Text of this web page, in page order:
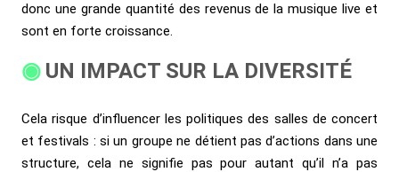
donc une grande quantité des revenus de la musique live et
sont en forte croissance.
UN IMPACT SUR LA DIVERSITÉ
Cela risque d’influencer les politiques des salles de concert
et festivals : si un groupe ne détient pas d’actions dans une
structure, cela ne signifie pas pour autant qu’il n’a pas